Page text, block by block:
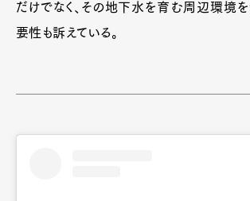
だけでなく、その地下水を育む周辺環境
要性も訴えている。